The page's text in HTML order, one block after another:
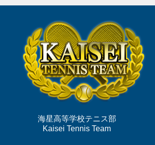
海星高等学校テニス部
Kaisei Tennis Team